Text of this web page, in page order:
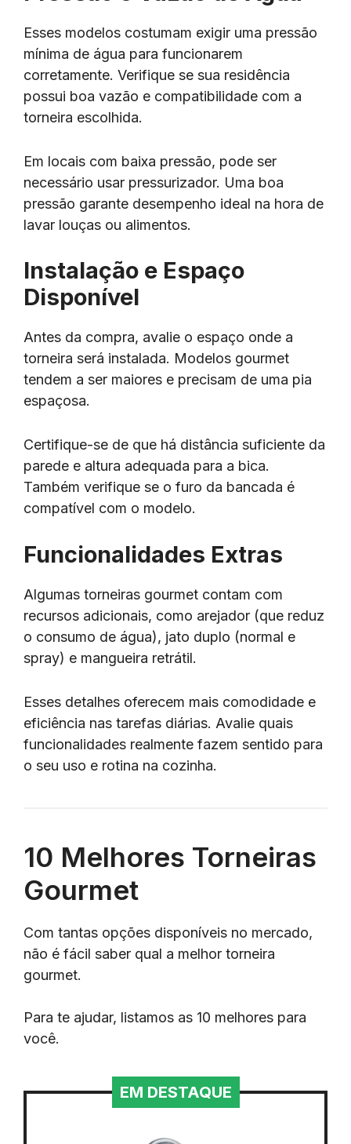
Esses modelos costumam exigir uma pressão
mínima de água para funcionarem
corretamente. Verifique se sua residência
possui boa vazão e compatibilidade com a
torneira escolhida.
Em locais com baixa pressão, pode ser
necessário usar pressurizador. Uma boa
pressão garante desempenho ideal na hora de
lavar louças ou alimentos.
Instalação e Espaço
Disponível
Antes da compra, avalie o espaço onde a
torneira será instalada. Modelos gourmet
tendem a ser maiores e precisam de uma pia
espaçosa.
Certifique-se de que há distância suficiente da
parede e altura adequada para a bica.
Também verifique se o furo da bancada é
compatível com o modelo.
Funcionalidades Extras
Algumas torneiras gourmet contam com
recursos adicionais, como arejador (que reduz
o consumo de água), jato duplo (normal e
spray) e mangueira retrátil.
Esses detalhes oferecem mais comodidade e
eficiência nas tarefas diárias. Avalie quais
funcionalidades realmente fazem sentido para
o seu uso e rotina na cozinha.
10 Melhores Torneiras
Gourmet
Com tantas opções disponíveis no mercado,
não é fácil saber qual a melhor torneira
gourmet.
Para te ajudar, listamos as 10 melhores para
você.
EM DESTAQUE